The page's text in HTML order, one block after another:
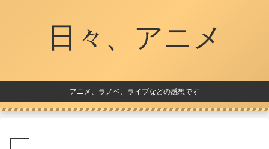
日々、アニメ
アニメ、ラノベ、ライブなどの感想です